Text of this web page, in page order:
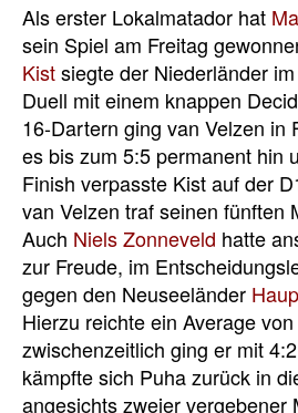
Als erster Lokalmatador hat
sein Spiel am Freitag
Kistsiegte der Niederländer
Duell mit einem knappen
16-Dartern ging van Velzen in
es bis zum 5:5 permanent hin
Finish verpasste Kist auf der
van Velzen traf seinen fünften
Auch Niels Zonneveld hatte
zur Freude, im
gegen den Neuseeländer
Hierzu reichte ein Average
zwischenzeitlich ging er mit
kämpfte sich Puha zurück in
angesichts zweier vergebener